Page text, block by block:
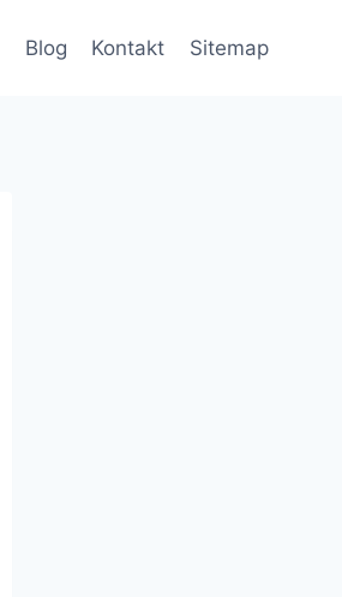
Blog Kontakt Sitemap